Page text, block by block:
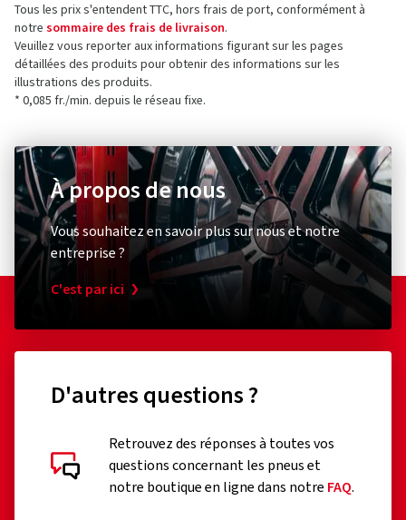
Tous les prix s'entendent TTC, hors frais de port, conformément à
notre sommaire des frais de livraison.
Veuillez vous reporter aux informations figurant sur les pages
détaillées des produits pour obtenir des informations sur les
illustrations des produits.
* 0,085 fr./min. depuis le réseau fixe.
À propos de nous
Vous souhaitez en savoir plus sur nous et notre
entreprise ?
C'est par ici
D'autres questions ?
Retrouvez des réponses à toutes vos
questions concernant les pneus et
notre boutique en ligne dans notre FAQ.